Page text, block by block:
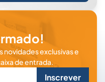
novidades exclusivas e
de entrada.
Inscrever